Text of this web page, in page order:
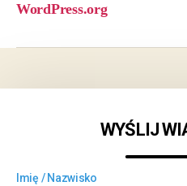
WordPress.org
WYŚLIJ
Imię / Nazwisko